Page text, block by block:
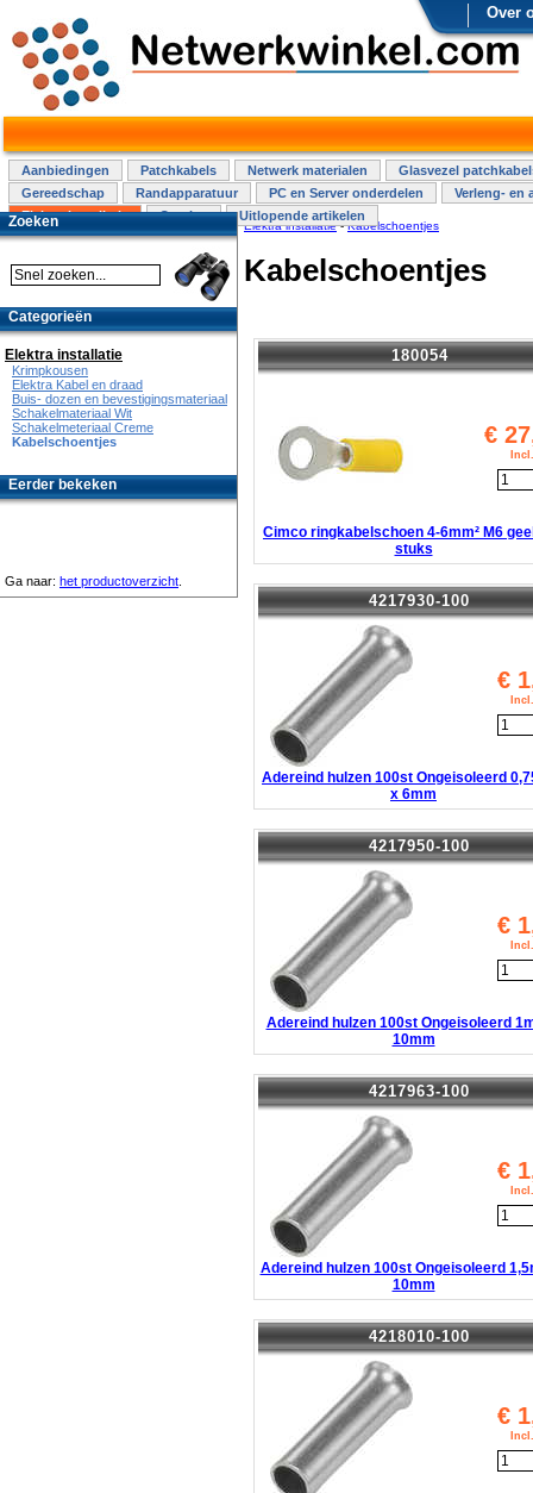
Over
Aanbiedingen Patchkabels Netwerk materialen
Glasvezel
Gereedschap
Randapparatuur PC en Server onderdelen
Verleng- en
Elektra installatie
Overige Uitlopende artikelen
Elektra installatie-Kabelschoentjes
Kabelschoentjes
180054
€
Cimco ringkabelschoen 4-6mm² M6
stuks
4217930-100
€
Adereind hulzen 100st Ongeisoleerd
x 6mm
4217950-100
€
Adereind hulzen 100st Ongeisoleerd
10mm
4217963-100
€
Adereind hulzen 100st Ongeisoleerd
10mm
4218010-100
€
Zoeken
Categorieën
Elektra installatie
Krimpkousen
Elektra Kabel en draad
Buis- dozen en bevestigingsmateriaal
Schakelmateriaal Wit
Schakelmeteriaal Creme
Kabelschoentjes
Eerder bekeken
Ga naar: het productoverzicht